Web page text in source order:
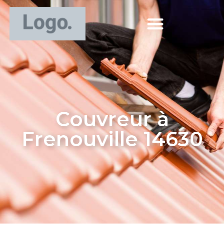
Couvreur à
Frenouville 14630